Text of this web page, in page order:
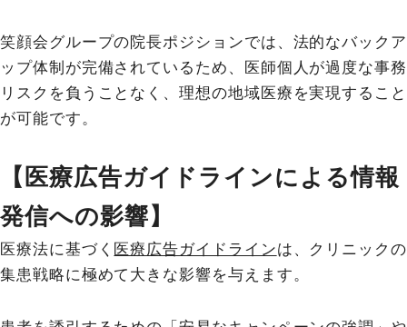
笑顔会グループの院長ポジションでは、法的なバックア
ップ体制が完備されているため、医師個人が過度な事務
リスクを負うことなく、理想の地域医療を実現すること
が可能です。
【医療広告ガイドラインによる情報
発信への影響】
医療法に基づく 医療広告ガイドラインは、クリニックの
集患戦略に極めて大きな影響を与えます。